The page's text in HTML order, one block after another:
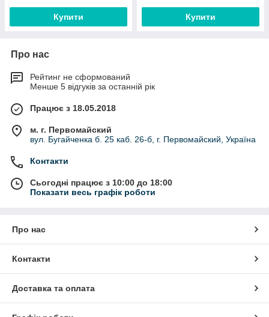
Купити Купити
Про нас
Рейтинг не сформований
Менше 5 відгуків за останній рік
Працює з 18.05.2018
м. г. Первомайский
вул. Бугайченка б. 25 каб. 26-б, г. Первомайский, Україна
Контакти
Сьогодні працює з 10:00 до 18:00
Показати весь графік роботи
Про нас
Контакти
Доставка та оплата